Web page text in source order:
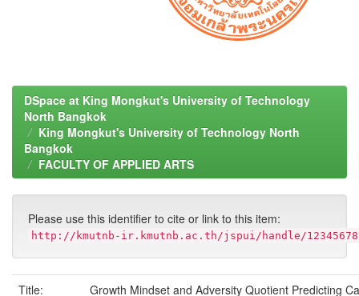
DSpace at King Mongkut's University of Technology
North Bangkok
King Mongkut's University of Technology North
Bangkok
FACULTY OF APPLIED ARTS
Please use this identifier to cite or link to this item:
http://kmutnb-ir.kmutnb.ac.th/jspui/handle/
Title:
Growth Mindset and Adversity Quotient Predicting